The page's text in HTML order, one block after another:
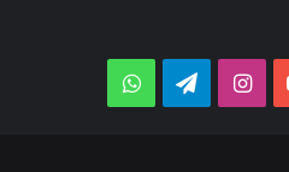
YouTube
Instagram
Telegram
WhatsApp